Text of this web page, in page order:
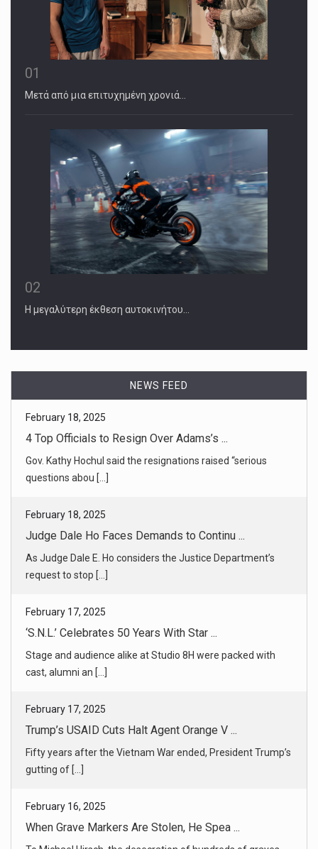
01
Μετά από μια επιτυχημένη χρονιά…
02
Η μεγαλύτερη έκθεση αυτοκινήτου…
NEWS FEED
February 18, 2025
Judge Dale Ho Faces Demands to Continu ...
As Judge Dale E. Ho considers the Justice Department’s
request to stop [...]
February 17, 2025
‘S.N.L.’ Celebrates 50 Years With Star ...
Stage and audience alike at Studio 8H were packed with
cast, alumni an [...]
February 17, 2025
Trump’s USAID Cuts Halt Agent Orange V ...
Fifty years after the Vietnam War ended, President Trump’s
gutting of [...]
February 16, 2025
When Grave Markers Are Stolen, He Spea ...
To Michael Hirsch, the desecration of hundreds of graves
was a shanda, [...]
February 18, 2025
‘Here We Go Again’: Kentucky Residents ...